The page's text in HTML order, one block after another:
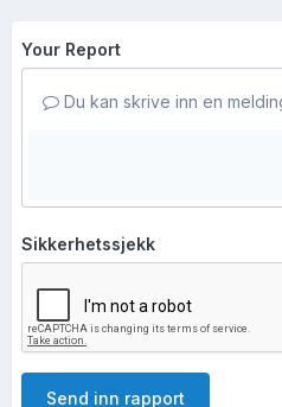
Your Report
Du kan skrive inn en
Sikkerhetssjekk
Send inn rapport